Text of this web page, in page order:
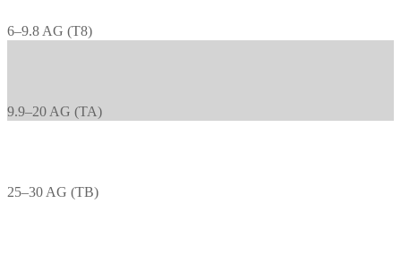
6–9.8 AG (T8)
9.9–20 AG (TA)
25–30 AG (TB)